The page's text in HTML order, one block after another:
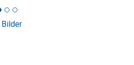
Bilder